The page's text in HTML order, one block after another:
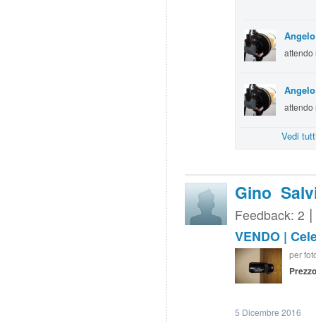
attendo
attendo
Vedi
Gino
Feedback: 2
VENDO |
per
5 Dicembre 2016